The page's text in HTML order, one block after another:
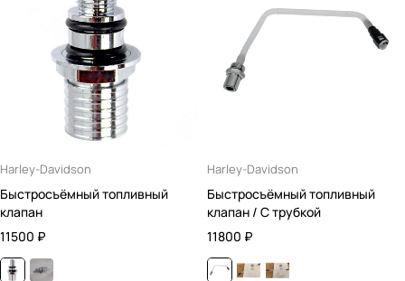
Harley-Davidson
Быстросъёмный топливный
клапан
11500 ₽
Harley-Davidson
Быстросъёмный топливный
клапан / С трубкой
11800 ₽